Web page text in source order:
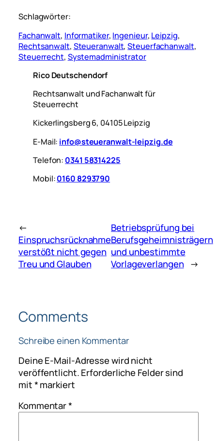
Schlagwörter:
Fachanwalt, Informatiker, Ingenieur, Leipzig
Rechtsanwalt, Steueranwalt, Steuerfachanwalt
Steuerrecht, Systemadministrator
Rico Deutschendorf
Rechtsanwalt und Fachanwalt für
Steuerrecht
Kickerlingsberg 6, 04105 Leipzig
E-Mail: info@steueranwalt-leipzig.de
Telefon: 0341 58314225
Mobil:0160 8293790
←
Einspruchsrücknahme
verstößt nicht gegen
Treu und Glauben
Betriebsprüfung bei
Berufsgeheimnisträgern
und unbestimmte
Vorlageverlangen →
Comments
Schreibe einen Kommentar
Deine E-Mail-Adresse wird nicht
veröffentlicht.Erforderliche Felder sind
mit*markiert
Kommentar*